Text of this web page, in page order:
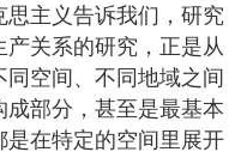
主义告诉我们，研究
关系的研究，正是从
空间、不同地域之间
部分，甚至是最基本
在特定的空间里展开